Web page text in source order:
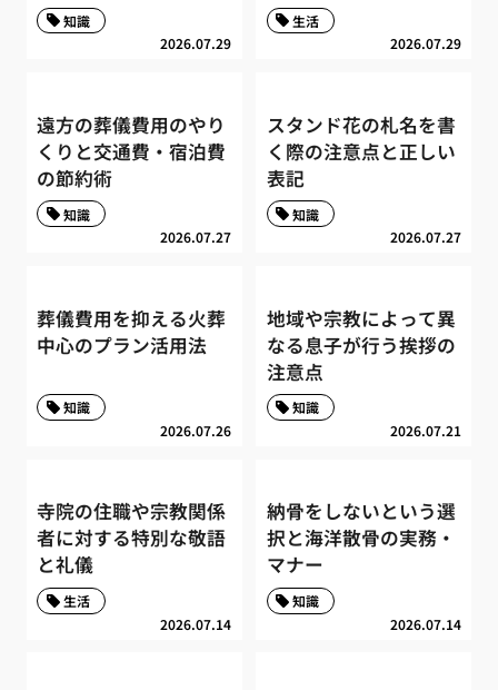
2026.07.29
知識
2026.07.29
生活
遠方の葬儀費用のやり
くりと交通費・宿泊費
の節約術
2026.07.27
知識
スタンド花の札名を書
く際の注意点と正しい
表記
2026.07.27
知識
葬儀費用を抑える火葬
中心のプラン活用法
2026.07.26
知識
地域や宗教によって異
なる息子が行う挨拶の
注意点
2026.07.21
知識
寺院の住職や宗教関係
者に対する特別な敬語
と礼儀
2026.07.14
生活
納骨をしないという選
択と海洋散骨の実務・
マナー
2026.07.14
知識